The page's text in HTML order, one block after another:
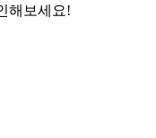
해보세요!